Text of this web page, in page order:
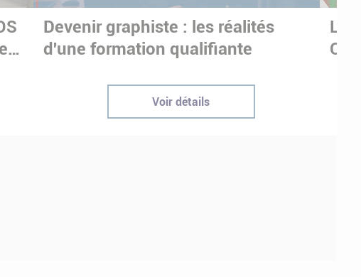
Devenir graphiste : les réalités
d'une formation qualifiante
Voir détails
Les